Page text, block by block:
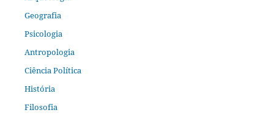
Geografia
Psicologia
Antropologia
Ciência Política
História
Filosofia